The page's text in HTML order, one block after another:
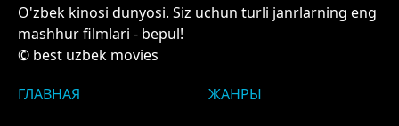
O'zbek kinosi dunyosi. Siz uchun turli janrlarning eng
mashhur filmlari - bepul!
© best uzbek movies
ГЛАВНАЯ
ЖАНРЫ